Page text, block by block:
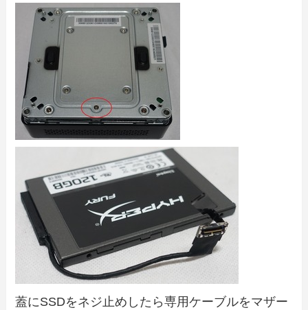
蓋にSSDをネジ止めしたら専用ケーブルをマザー